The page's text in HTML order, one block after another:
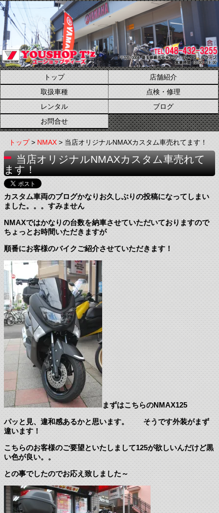
トップ
店舗紹介
取扱車種
点検・修理
レンタル
ブログ
お問合せ
トップ>NMAX> 当店オリジナルNMAXカスタム車売れてます！
当店オリジナルNMAXカスタム車売れて
ます！
カスタム車両のブログかなりお久しぶりの投稿になってしまい
ました。。。すみません
NMAXではかなりの台数を納車させていただいておりますので
ちょっとお時間いただきますが
順番にお客様のバイクご紹介させていただきます！
まずはこちらのNMAX125
パッと見、違和感あるかと思います。 そうです外装がまず
違います！
こちらのお客様のご要望といたしまして125が欲しいんだけど黒
い色が良い。。
との事でしたのでお応え致しました～